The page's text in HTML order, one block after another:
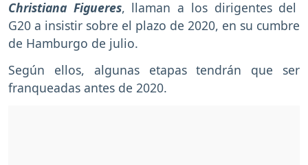
Christiana Figueres, llaman a los dirigentes del
G20 a insistir sobre el plazo de 2020, en su cumbre
de Hamburgo de julio.
Según ellos, algunas etapas tendrán que ser
franqueadas antes de 2020.